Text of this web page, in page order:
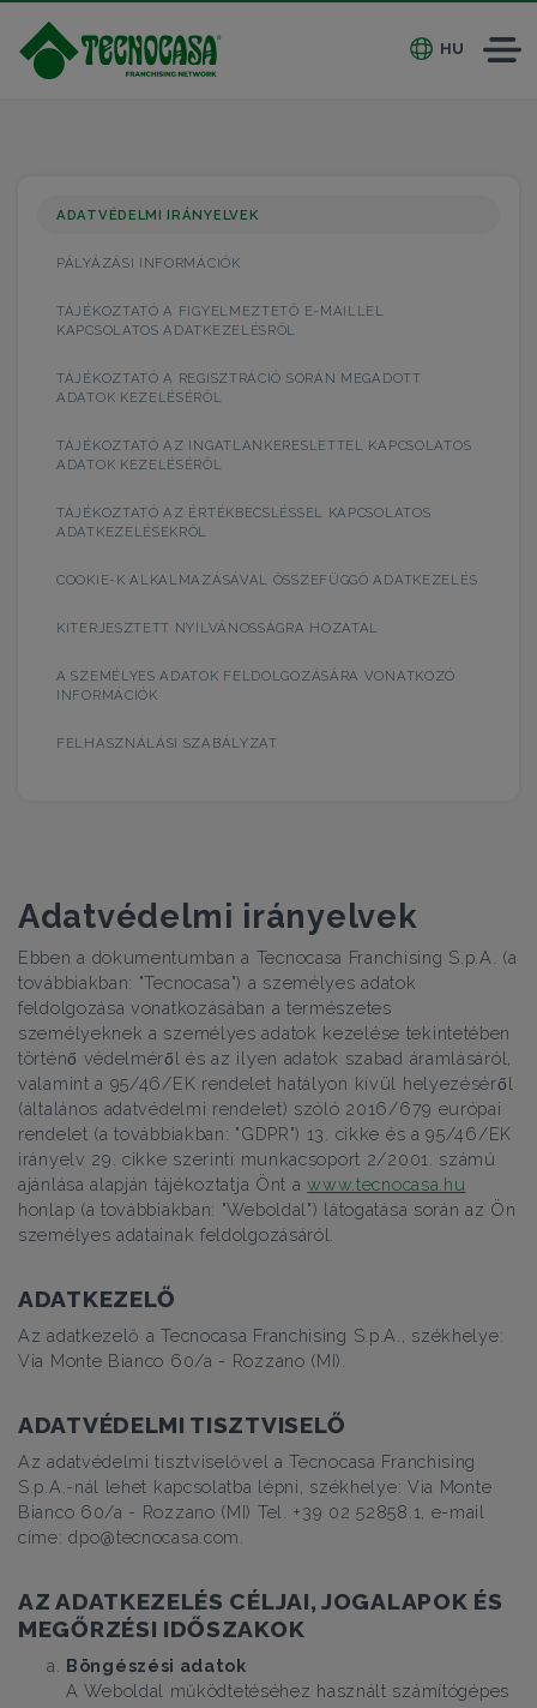
HU
ADATVÉDELMI IRÁNYELVEK
PÁLYÁZÁSI INFORMÁCIÓK
TÁJÉKOZTATÓ A FIGYELMEZTETŐ E-MAILLEL
KAPCSOLATOS ADATKEZELÉSRŐL
TÁJÉKOZTATÓ A REGISZTRÁCIÓ SORÁN MEGADOTT
ADATOK KEZELÉSÉRŐL
TÁJÉKOZTATÓ AZ INGATLANKERESLETTEL KAPCSOLATOS
ADATOK KEZELÉSÉRŐL
TÁJÉKOZTATÓ AZ ÉRTÉKBECSLÉSSEL KAPCSOLATOS
ADATKEZELÉSEKRŐL
COOKIE-K ALKALMAZÁSÁVAL ÖSSZEFÜGGŐ ADATKEZELÉS
KITERJESZTETT NYILVÁNOSSÁGRA HOZATAL
A SZEMÉLYES ADATOK FELDOLGOZÁSÁRA VONATKOZÓ
INFORMÁCIÓK
FELHASZNÁLÁSI SZABÁLYZAT
Adatvédelmi irányelvek
Ebben a dokumentumban a Tecnocasa Franchising S.p.A. (a
továbbiakban: "Tecnocasa") a személyes adatok
feldolgozása vonatkozásában a természetes
személyeknek a személyes adatok kezelése tekintetében
történő védelméről és az ilyen adatok szabad áramlásáról,
valamint a 95/46/EK rendelet hatályon kívül helyezéséről
(általános adatvédelmi rendelet) szóló 2016/679 európai
rendelet (a továbbiakban: "GDPR") 13. cikke és a 95/46/EK
irányelv 29. cikke szerinti munkacsoport 2/2001. számú
ajánlása alapján tájékoztatja Önt awww.tecnocasa.hu
honlap (a továbbiakban: "Weboldal") látogatása során az Ön
személyes adatainak feldolgozásáról.
ADATKEZELŐ
Az adatkezelő a Tecnocasa Franchising S.p.A., székhelye:
Via Monte Bianco 60/a - Rozzano (MI).
ADATVÉDELMI TISZTVISELŐ
Az adatvédelmi tisztviselővel a Tecnocasa Franchising
S.p.A.-nál lehet kapcsolatba lépni, székhelye: Via Monte
Bianco 60/a - Rozzano (MI) Tel. +39 02 52858.1, e-mail
címe: dpo@tecnocasa.com.
AZ ADATKEZELÉS CÉLJAI, JOGALAPOK ÉS
MEGŐRZÉSI IDŐSZAKOK
Böngészési adatok
A Weboldal működtetéséhez használt számítógépes